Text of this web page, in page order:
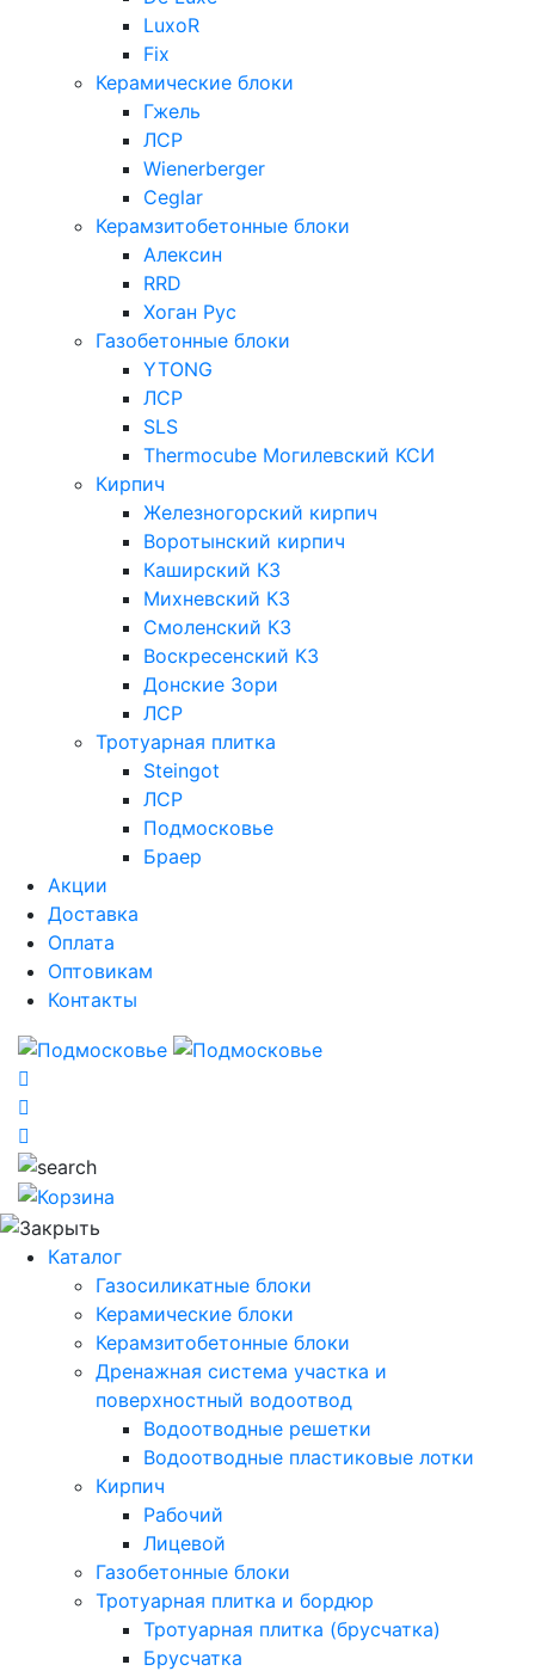
LuxoR
Fix
Керамические блоки
Гжель
ЛСР
Wienerberger
Ceglar
Керамзитобетонные блоки
Алексин
RRD
Хоган Рус
Газобетонные блоки
YTONG
ЛСР
SLS
Thermocube Могилевский КСИ
Кирпич
Железногорский кирпич
Воротынский кирпич
Каширский КЗ
Михневский КЗ
Смоленский КЗ
Воскресенский КЗ
Донские Зори
ЛСР
Тротуарная плитка
Steingot
ЛСР
Подмосковье
Браер
Акции
Доставка
Оплата
Оптовикам
Контакты
Каталог
Газосиликатные блоки
Керамические блоки
Керамзитобетонные блоки
Дренажная система участка и
поверхностный водоотвод
Водоотводные решетки
Водоотводные пластиковые лотки
Кирпич
Рабочий
Лицевой
Газобетонные блоки
Тротуарная плитка и бордюр
Тротуарная плитка (брусчатка)
Брусчатка